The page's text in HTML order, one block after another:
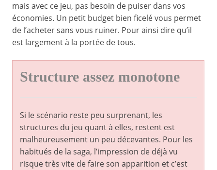
mais avec ce jeu, pas besoin de puiser dans vos
économies. Un petit budget bien ficelé vous permet
de l’acheter sans vous ruiner. Pour ainsi dire qu’il
est largement à la portée de tous.
Structure assez monotone
Si le scénario reste peu surprenant, les
structures du jeu quant à elles, restent est
malheureusement un peu décevantes. Pour les
habitués de la saga, l’impression de déjà vu
risque très vite de faire son apparition et c’est